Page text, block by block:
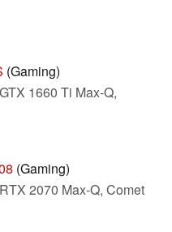
(Gaming)
1660 Ti Max-Q,
(Gaming)
2070 Max-Q, Comet